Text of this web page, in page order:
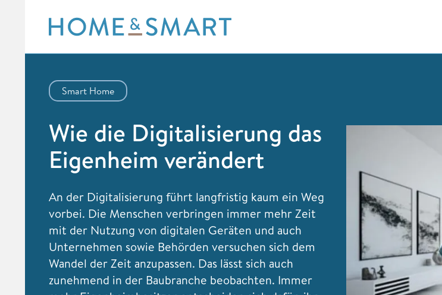
content
Smart Home
Wie die Digitalisierung das
Eigenheim verändert
An der Digitalisierung führt langfristig kaum ein Weg
vorbei. Die Menschen verbringen immer mehr Zeit
mit der Nutzung von digitalen Geräten und auch
Unternehmen sowie Behörden versuchen sich dem
Wandel der Zeit anzupassen. Das lässt sich auch
zunehmend in der Baubranche beobachten. Immer